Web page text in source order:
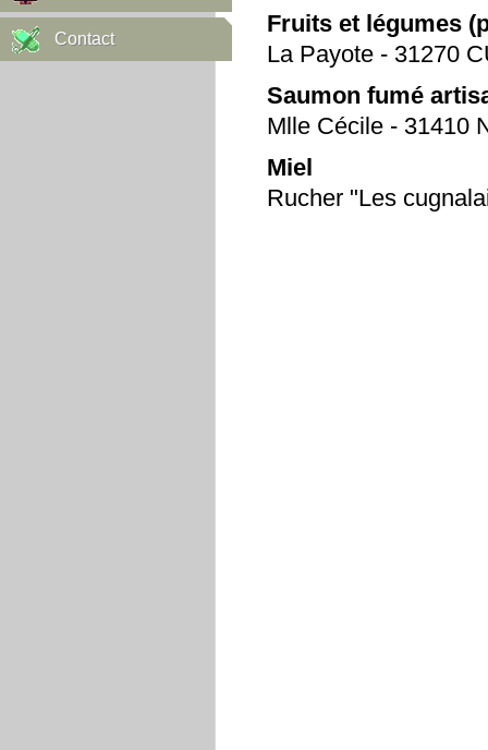
Contact
Fruits et légumes
La Payote - 31270
Saumon fumé
Mlle Cécile - 31410
Miel
Rucher "Les